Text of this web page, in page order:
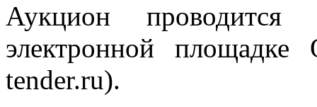
Аукцион
электронной
tender.ru).